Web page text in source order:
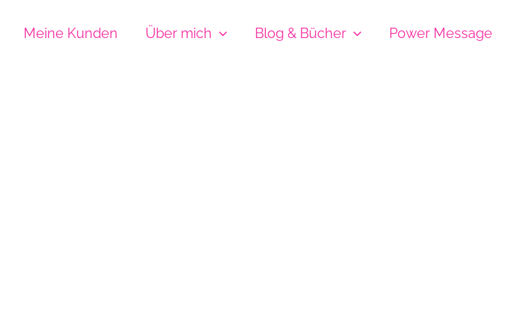
Meine Kunden Über mich Blog & Bücher Power Message